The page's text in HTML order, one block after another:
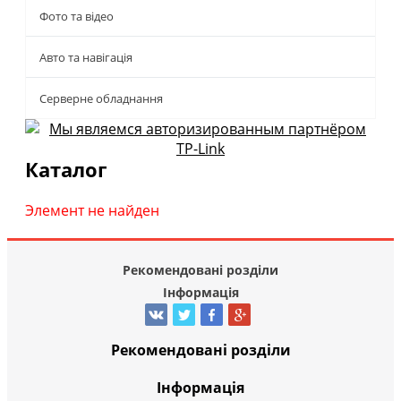
Фото та відео
Авто та навігація
Серверне обладнання
Каталог
Элемент не найден
Рекомендовані розділи
Інформація
Рекомендовані розділи
Інформація